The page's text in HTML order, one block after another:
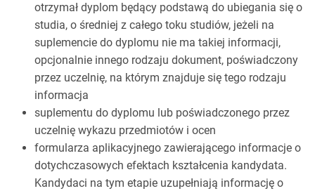
otrzymał dyplom będący podstawą do ubiegania się o
studia, o średniej z całego toku studiów, jeżeli na
suplemencie do dyplomu nie ma takiej informacji,
opcjonalnie innego rodzaju dokument, poświadczony
przez uczelnię, na którym znajduje się tego rodzaju
informacja
suplementu do dyplomu lub poświadczonego przez
uczelnię wykazu przedmiotów i ocen
formularza aplikacyjnego zawierającego informacje o
dotychczasowych efektach kształcenia kandydata.
Kandydaci na tym etapie uzupełniają informację o